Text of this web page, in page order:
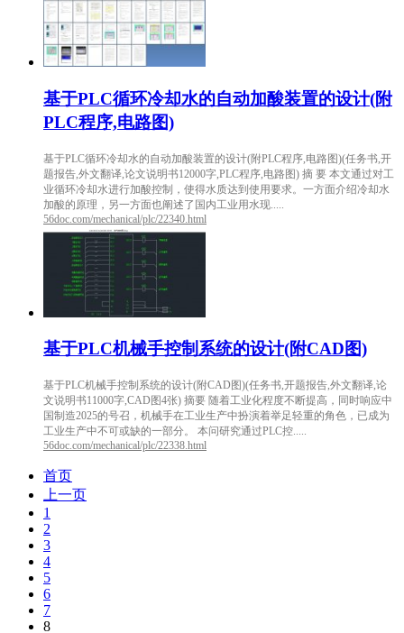
基于PLC循环冷却水的自动加酸装置的设计(附
PLC程序,电路图)
基于PLC循环冷却水的自动加酸装置的设计(附PLC程序,电路图)(任务书,开
题报告,外文翻译,论文说明书12000字,PLC程序,电路图) 摘 要 本文通过对工
业循环冷却水进行加酸控制，使得水质达到使用要求。一方面介绍冷却水
加酸的原理，另一方面也阐述了国内工业用水现.....
56doc.com/mechanical/plc/22340.html
基于PLC机械手控制系统的设计(附CAD图)
基于PLC机械手控制系统的设计(附CAD图)(任务书,开题报告,外文翻译,论
文说明书11000字,CAD图4张) 摘要 随着工业化程度不断提高，同时响应中
国制造2025的号召，机械手在工业生产中扮演着举足轻重的角色，已成为
工业生产中不可或缺的一部分。 本问研究通过PLC控.....
56doc.com/mechanical/plc/22338.html
首页
上一页
1
2
3
4
5
6
7
8